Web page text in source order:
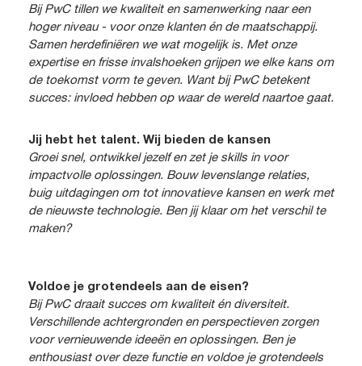
Bij PwC tillen we kwaliteit en samenwerking naar een
hoger niveau - voor onze klanten én de maatschappij.
Samen herdefiniëren we wat mogelijk is. Met onze
expertise en frisse invalshoeken grijpen we elke kans om
de toekomst vorm te geven. Want bij PwC betekent
succes: invloed hebben op waar de wereld naartoe gaat.
Jij hebt het talent. Wij bieden de kansen
Groei snel, ontwikkel jezelf en zet je skills in voor
impactvolle oplossingen. Bouw levenslange relaties,
buig uitdagingen om tot innovatieve kansen en werk met
de nieuwste technologie. Ben jij klaar om het verschil te
maken?
Voldoe je grotendeels aan de eisen?
Bij PwC draait succes om kwaliteit én diversiteit.
Verschillende achtergronden en perspectieven zorgen
voor vernieuwende ideeën en oplossingen. Ben je
enthousiast over deze functie en voldoe je grotendeels